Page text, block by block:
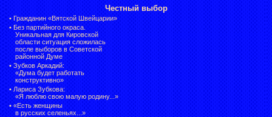
Честный выбор
• Гражданин «Вятской Швейцарии»
• Без партийного окраса.
Уникальная для Кировской
области ситуация сложилась
после выборов в Советской
районной Думе
• Зубков Аркадий:
«Дума будет работать
конструктивно»
• Лариса Зубкова:
«Я люблю свою малую родину...»
• «Есть женщины
в русских селеньях...»